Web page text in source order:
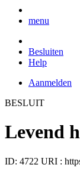
menu
Besluiten
Help
Aanmelden
BESLUIT
Levend
ID: 4722 URI :